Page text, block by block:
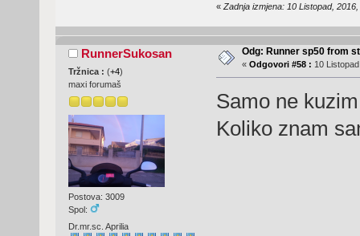
« Zadnja izmjena: 10 Listopad,
RunnerSukosan
Tržnica : (+4)
maxi forumaš
Postova: 3009
Spol:
Dr.mr.sc. Aprilia
Odg: Runner sp50 from
« Odgovori #58 : 10
Samo ne
Koliko znam